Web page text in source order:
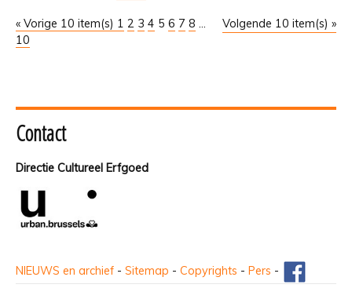
« Vorige 10 item(s) Volgende 10 item(s) »
1 2 3 4 5 6 7 8 ...
10
Contact
Directie Cultureel Erfgoed
NIEUWS en archief - Sitemap - Copyrights - Pers -